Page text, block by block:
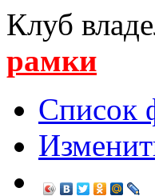
Клуб
рамки
Список